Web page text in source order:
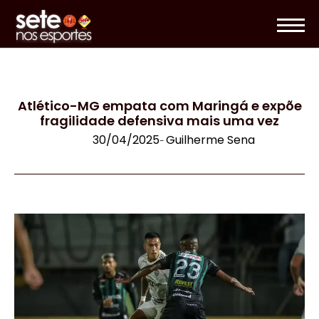
Atlético-MG empata com Maringá e expõe
fragilidade defensiva mais uma vez
30/04/2025-Guilherme Sena